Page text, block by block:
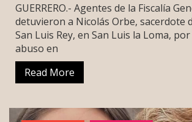
GUERRERO.- Agentes de la Fiscalía
detuvieron a Nicolás Orbe, sacerdote
San Luis Rey, en San Luis la Loma,
abuso en
Read More